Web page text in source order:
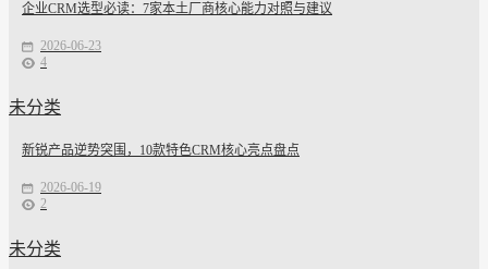
企业CRM选型必读：7家本土厂商核心能力对照与建议
2026-06-23
4
未分类
新锐产品逆势突围，10款特色CRM核心亮点盘点
2026-06-19
2
未分类